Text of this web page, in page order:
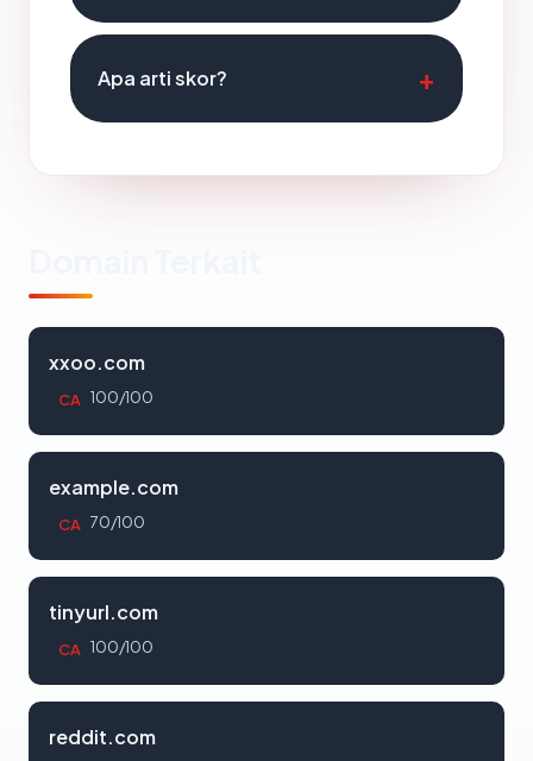
Apa arti skor?
xxoo.com
CA 100/100
example.com
CA 70/100
tinyurl.com
CA 100/100
reddit.com